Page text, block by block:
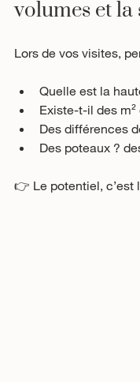
volumes et
Lors de vos visites,
Quelle est la
Existe-t-il des
Des différences
Des poteaux ?
👉 Le potentiel, c’est